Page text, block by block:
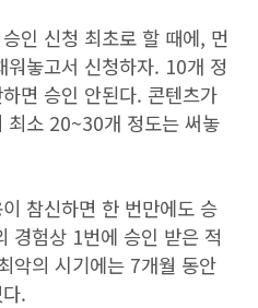
인 신청 최초로 할 때에, 먼
놓고서 신청하자. 10개 정
면 승인 안된다. 콘텐츠가
최소 20~30개 정도는 써놓
참신하면 한 번만에도 승
경험상 1번에 승인 받은 적
악의 시기에는 7개월 동안
.